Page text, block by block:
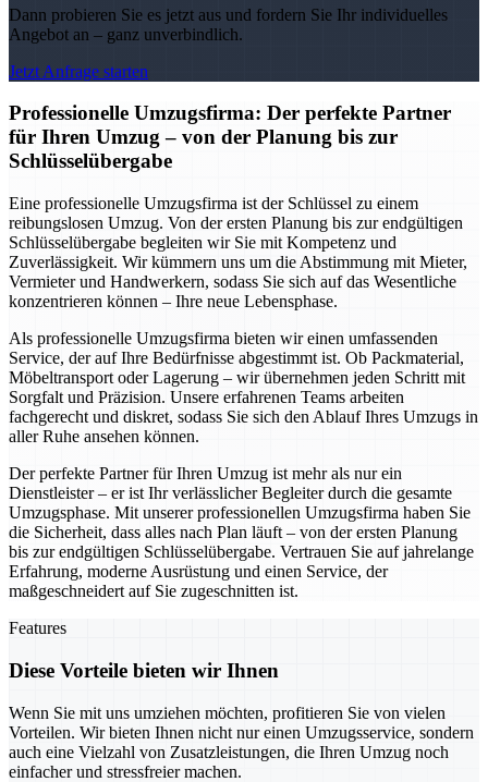
Dann probieren Sie es jetzt aus und fordern Sie Ihr individuelles
Angebot an – ganz unverbindlich.
Jetzt Anfrage starten
Professionelle Umzugsfirma: Der perfekte Partner
für Ihren Umzug – von der Planung bis zur
Schlüsselübergabe
Eine professionelle Umzugsfirma ist der Schlüssel zu einem
reibungslosen Umzug. Von der ersten Planung bis zur endgültigen
Schlüsselübergabe begleiten wir Sie mit Kompetenz und
Zuverlässigkeit. Wir kümmern uns um die Abstimmung mit Mieter,
Vermieter und Handwerkern, sodass Sie sich auf das Wesentliche
konzentrieren können – Ihre neue Lebensphase.
Als professionelle Umzugsfirma bieten wir einen umfassenden
Service, der auf Ihre Bedürfnisse abgestimmt ist. Ob Packmaterial,
Möbeltransport oder Lagerung – wir übernehmen jeden Schritt mit
Sorgfalt und Präzision. Unsere erfahrenen Teams arbeiten
fachgerecht und diskret, sodass Sie sich den Ablauf Ihres Umzugs in
aller Ruhe ansehen können.
Der perfekte Partner für Ihren Umzug ist mehr als nur ein
Dienstleister – er ist Ihr verlässlicher Begleiter durch die gesamte
Umzugsphase. Mit unserer professionellen Umzugsfirma haben Sie
die Sicherheit, dass alles nach Plan läuft – von der ersten Planung
bis zur endgültigen Schlüsselübergabe. Vertrauen Sie auf jahrelange
Erfahrung, moderne Ausrüstung und einen Service, der
maßgeschneidert auf Sie zugeschnitten ist.
Features
Diese Vorteile bieten wir Ihnen
Wenn Sie mit uns umziehen möchten, profitieren Sie von vielen
Vorteilen. Wir bieten Ihnen nicht nur einen Umzugsservice, sondern
auch eine Vielzahl von Zusatzleistungen, die Ihren Umzug noch
einfacher und stressfreier machen.